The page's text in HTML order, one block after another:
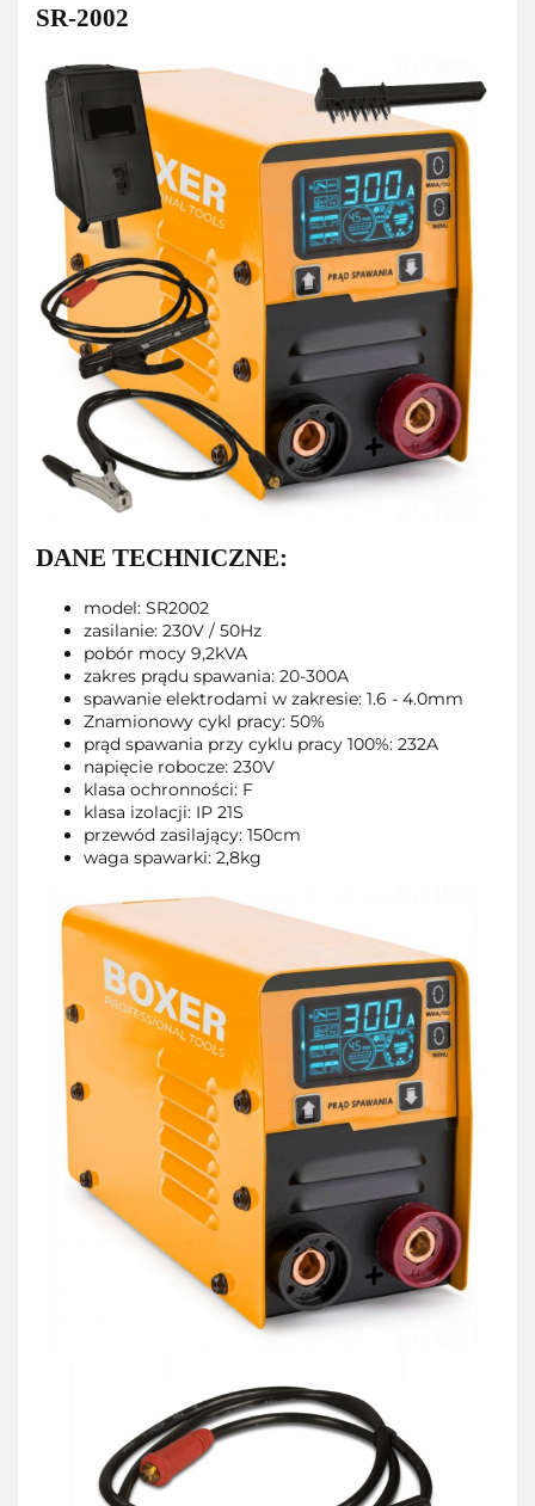
SR-2002
DANE TECHNICZNE:
model: SR2002
zasilanie: 230V / 50Hz
pobór mocy 9,2kVA
zakres prądu spawania: 20-300A
spawanie elektrodami w zakresie: 1.6 - 4.0mm
Znamionowy cykl pracy: 50%
prąd spawania przy cyklu pracy 100%: 232A
napięcie robocze: 230V
klasa ochronności: F
klasa izolacji: IP 21S
przewód zasilający: 150cm
waga spawarki: 2,8kg